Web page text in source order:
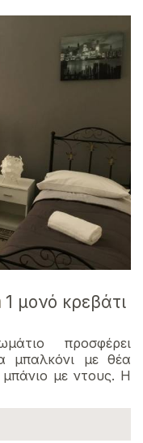
1 μονό κρεβάτι
προσφέρει
μπαλκόνι με θέα
με ντους. Η